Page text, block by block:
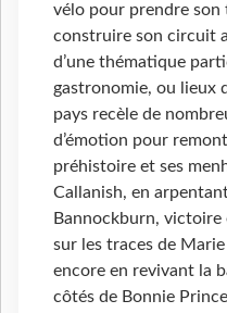
vélo pour prendre son
construire son circuit
d’une thématique
gastronomie, ou lieux
pays recèle de
d’émotion pour
préhistoire et ses
Callanish, en
Bannockburn, victoire
sur les traces de
encore en revivant la
côtés de Bonnie